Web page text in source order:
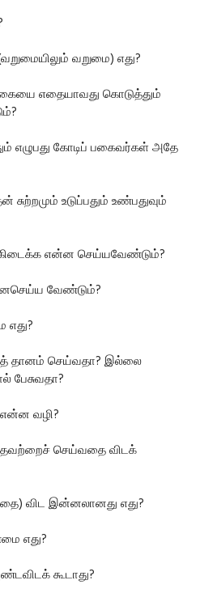
வறுமை) எது?
எதையாவது கொடுத்தும்
எழுபது கோடிப் பகைவர்கள் அதே
உடுப்பதும் உண்பதுவும்
என்ன செய்யவேண்டும்?
வேண்டும்?
எது?
தானம் செய்வதா? இல்லை
பேசுவதா?
என்ன வழி?
செய்வதை விடக்
விட இன்னலானது எது?
எது?
கூடாது?